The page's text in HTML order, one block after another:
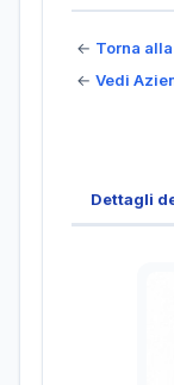
← Torna
← Vedi
Dettagli